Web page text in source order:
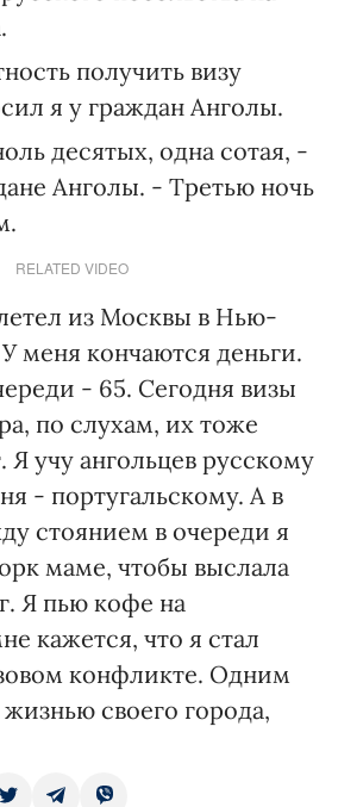
получить визу
я у граждан Анголы.
десятых, одна сотая, -
Анголы. - Третью ночь
RELATED VIDEO
из Москвы в Нью-
меня кончаются деньги.
- 65. Сегодня визы
по слухам, их тоже
Я учу ангольцев русскому
- португальскому. А в
стоянием в очереди я
маме, чтобы выслала
Я пью кофе на
кажется, что я стал
конфликте. Одним
своего города,